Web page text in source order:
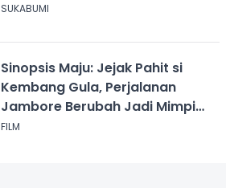
SUKABUMI
Sinopsis Maju: Jejak Pahit si
Kembang Gula, Perjalanan
Jambore Berubah Jadi Mimpi
Buruk
FILM